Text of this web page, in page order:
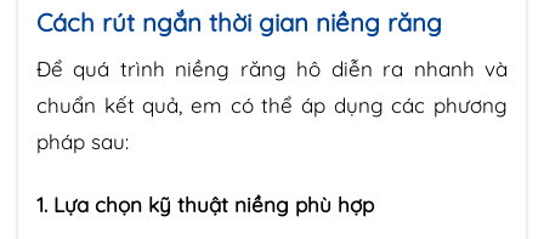
Cách rút ngắn thời gian niềng răng
Để quá trình niềng răng hô diễn ra nhanh và
chuẩn kết quả, em có thể áp dụng các phương
pháp sau:
1. Lựa chọn kỹ thuật niềng phù hợp